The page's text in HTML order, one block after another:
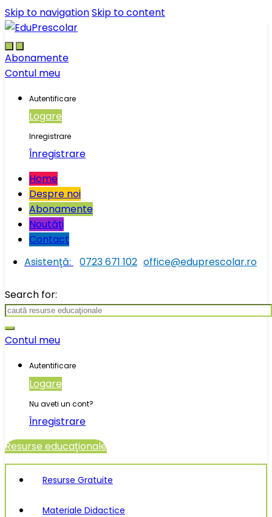
Skip to navigationSkip to content
Abonamente
Contul meu
Autentificare
Logare
Inregistrare
Înregistrare
Home
Despre noi
Abonamente
Noutăţi
Contact
Asistenţă:
0723 671 102 office@eduprescolar.ro
Search for:
Contul meu
Autentificare
Logare
Nu aveti un cont?
Înregistrare
Resurse educaţionale
Resurse Gratuite
Materiale Didactice